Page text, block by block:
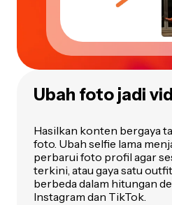
Ubah foto jadi
Hasilkan konten bergaya
foto. Ubah selfie lama
perbarui foto profil agar
terkini, atau gaya satu
berbeda dalam hitungan
Instagram dan TikTok.